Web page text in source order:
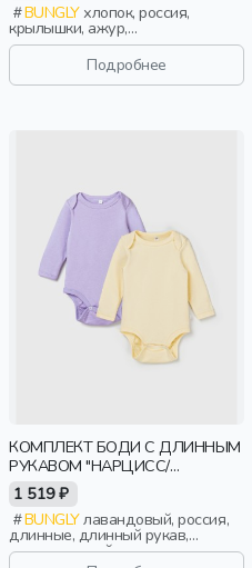
BUNGLYхлопок, россия,
крылышки, ажур,
новорожденные, дети
Подробнее
КОМПЛЕКТ БОДИ С ДЛИННЫМ
РУКАВОМ "НАРЦИСС/
ЛАВАНДА" 0+
1 519 ₽
BUNGLYлавандовый, россия,
длинные, длинный рукав,
повседневный, малыши, дети